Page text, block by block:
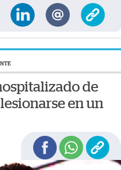
de
en un